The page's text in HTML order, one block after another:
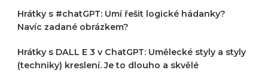
Hrátky s #chatGPT: Umí řešit logické hádanky?
Navíc zadané obrázkem?
Hrátky s DALL E 3 v ChatGPT: Umělecké styly a styly
(techniky) kreslení. Je to dlouho a skvělé